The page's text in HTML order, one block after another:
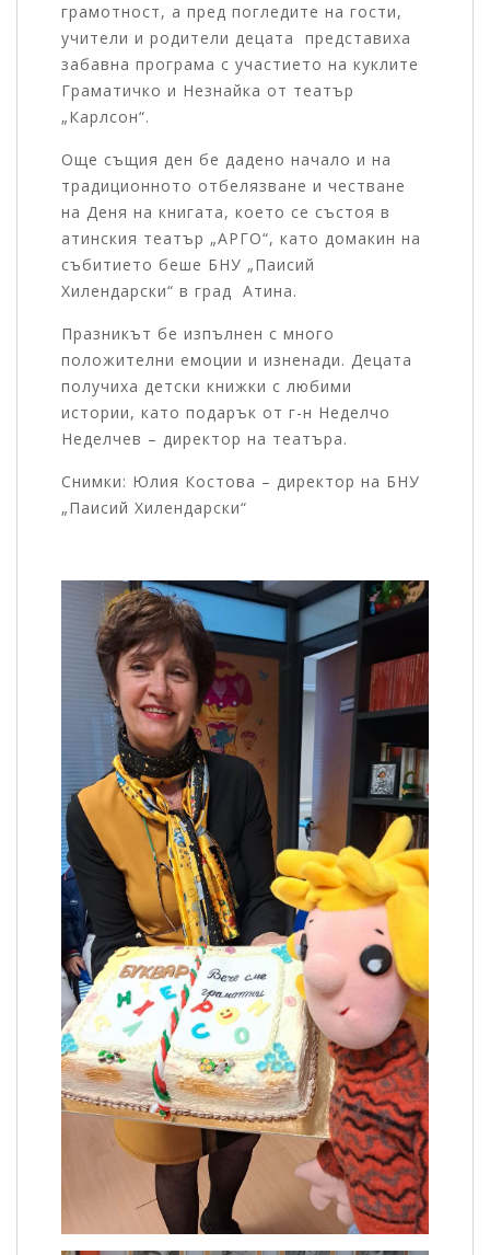
грамотност, а пред погледите на гости,
учители и родители децата представиха
забавна програма с участието на куклите
Граматичко и Незнайка от театър
„Карлсон“.
Още същия ден бе дадено начало и на
традиционното отбелязване и честване
на Деня на книгата, което се състоя в
атинския театър „АРГО“, като домакин на
събитието беше БНУ „Паисий
Хилендарски“ в град Атина.
Празникът бе изпълнен с много
положителни емоции и изненади. Децата
получиха детски книжки с любими
истории, като подарък от г-н Неделчо
Неделчев – директор на театъра.
Снимки: Юлия Костова – директор на БНУ
„Паисий Хилендарски“